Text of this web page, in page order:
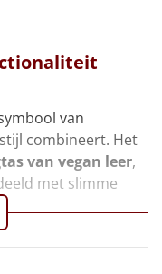
van
combineert. Het
van vegan leer,
met slimme